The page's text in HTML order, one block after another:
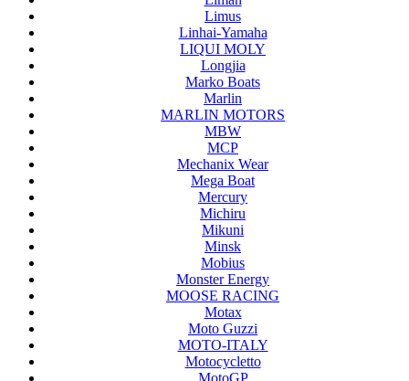
Limus
Linhai-Yamaha
LIQUI MOLY
Longjia
Marko Boats
Marlin
MARLIN MOTORS
MBW
MCP
Mechanix Wear
Mega Boat
Mercury
Michiru
Mikuni
Minsk
Mobius
Monster Energy
MOOSE RACING
Motax
Moto Guzzi
MOTO-ITALY
Motocycletto
MotoGP